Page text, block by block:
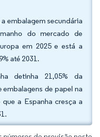
embalagem secundária
do mercado de
em 2025 e está a
até 2031.
detinha 21,05% da
de papel na
a Espanha cresça a